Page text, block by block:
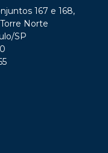
167 e 168,
Norte
SP